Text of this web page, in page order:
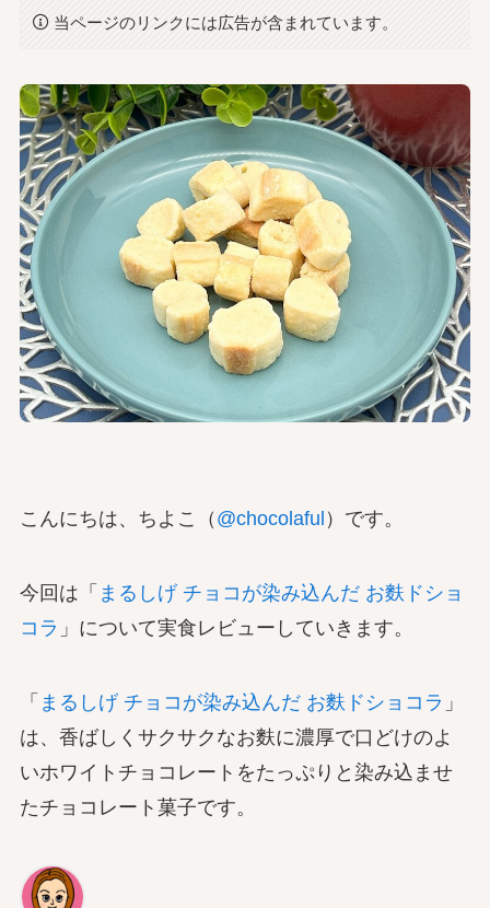
当ページのリンクには広告が含まれています。
こんにちは、ちよこ（ @chocolaful ）です。
今回は「 まるしげ チョコが染み込んだ お麩ドショ
コラ 」について実食レビューしていきます。
「 まるしげ チョコが染み込んだ お麩ドショコラ 」
は、香ばしくサクサクなお麩に濃厚で口どけのよ
いホワイトチョコレートをたっぷりと染み込ませ
たチョコレート菓子です。